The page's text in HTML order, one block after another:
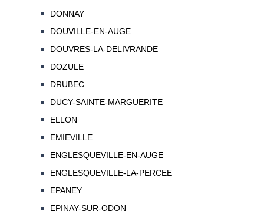
DONNAY
DOUVILLE-EN-AUGE
DOUVRES-LA-DELIVRANDE
DOZULE
DRUBEC
DUCY-SAINTE-MARGUERITE
ELLON
EMIEVILLE
ENGLESQUEVILLE-EN-AUGE
ENGLESQUEVILLE-LA-PERCEE
EPANEY
EPINAY-SUR-ODON